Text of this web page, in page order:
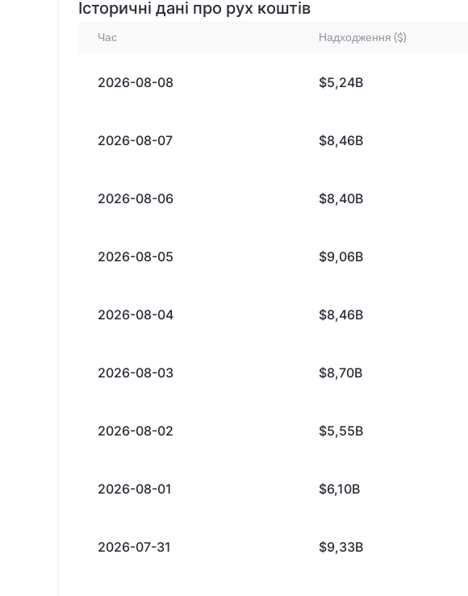
Історичні дані про рух коштів
Час Надходження ($)
2026-08-08 $5,24B
2026-08-07 $8,46B
2026-08-06 $8,40B
2026-08-05 $9,06B
2026-08-04 $8,46B
2026-08-03 $8,70B
2026-08-02 $5,55B
2026-08-01 $6,10B
2026-07-31 $9,33B